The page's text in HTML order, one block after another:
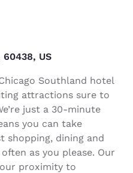
60438, US
Southland hotel
attractions sure to
just a 30-minute
you can take
shopping, dining and
as you please. Our
proximity to